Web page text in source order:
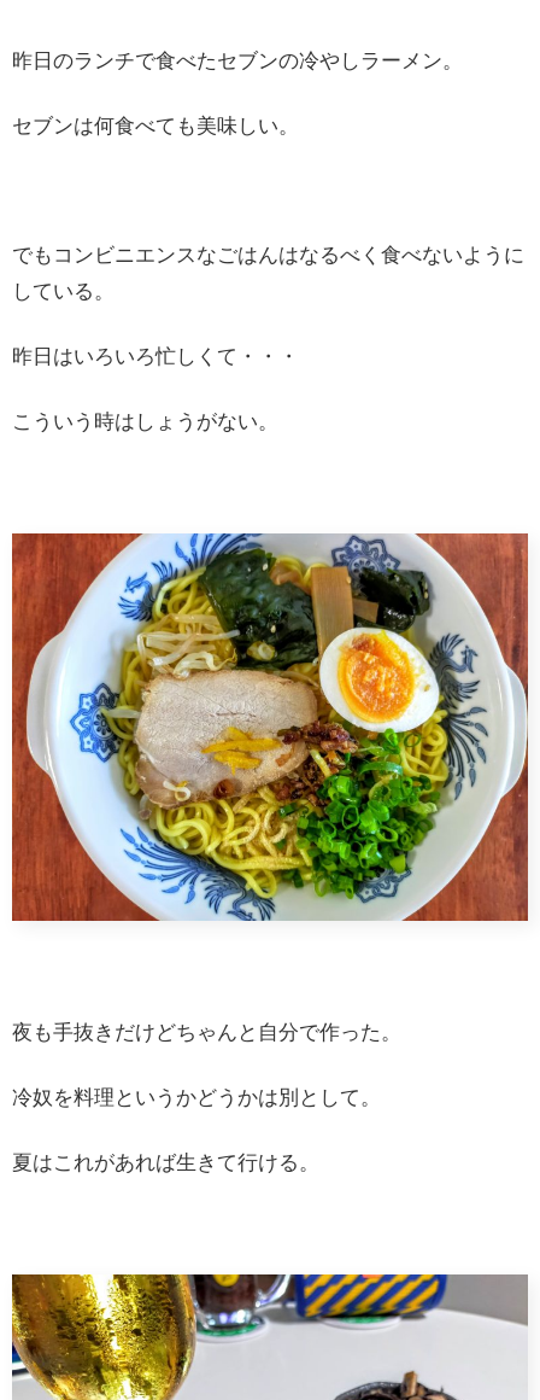
昨日のランチで食べたセブンの冷やしラーメン。
セブンは何食べても美味しい。
でもコンビニエンスなごはんはなるべく食べないように
している。
昨日はいろいろ忙しくて・・・
こういう時はしょうがない。
夜も手抜きだけどちゃんと自分で作った。
冷奴を料理というかどうかは別として。
夏はこれがあれば生きて行ける。